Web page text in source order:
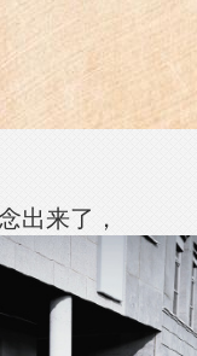
出来了，